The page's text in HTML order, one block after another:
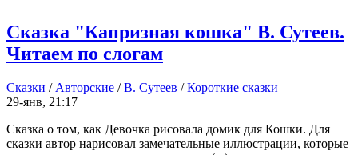
Сказка "Капризная кошка" В. Сутеев.
Читаем по слогам
Сказки / Авторские /В. Сутеев /Короткие сказки
29-янв, 21:17
Сказка о том, как Девочка рисовала домик для Кошки. Для
сказки автор нарисовал замечательные иллюстрации, которые